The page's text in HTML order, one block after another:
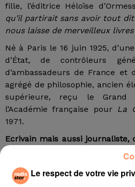
fille, l’éditrice Héloïse
qu’il partirait sans avoir tout dit
nous laisse de merveilleux
Né à Paris le 16 juin 1925,
d’État, de contrôleurs
d’ambassadeurs de France et
agrégé de philosophie, ancien
supérieure, reçu le
l’Académie française pour La
1971.
Ecrivain mais aussi
Directeur général du
Figaro
Bruno Wladimir François
Le respect de votre vie